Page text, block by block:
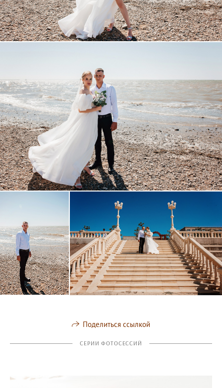
Поделиться ссылкой
СЕРИИ ФОТОСЕССИЙ